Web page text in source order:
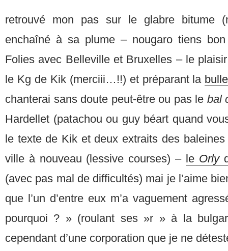
retrouvé mon pas sur le glabre bitume
enchaîné à sa plume – nougaro tiens
Folies avec Belleville et Bruxelles – le
le Kg de Kik (merciii…!!) et préparant la
chanterai sans doute peut-être ou pas le bal
Hardellet (patachou ou guy béart quand
le texte de Kik et deux extraits des
ville à nouveau (lessive courses) – le Orly
(avec pas mal de difficultés) mai je l’aime
que l’un d’entre eux m’a vaguement
pourquoi ? » (roulant ses »r » à la
cependant d’une corporation que je ne